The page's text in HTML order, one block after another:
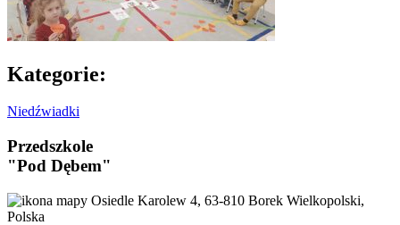
Kategorie:
Niedźwiadki
Przedszkole
"Pod Dębem"
Osiedle Karolew 4, 63-810 Borek Wielkopolski,
Polska